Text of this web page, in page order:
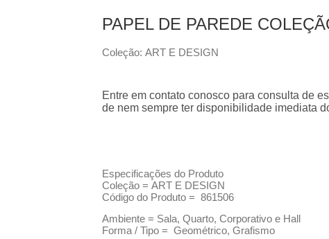
PAPEL DE PAREDE
Coleção: ART E DESIGN
Entre em contato conosco para consulta de
de nem sempre ter disponibilidade imediata
Especificações do Produto
Coleção = ART E DESIGN
Código do Produto = 861506
Ambiente = Sala, Quarto, Corporativo e Hall
Forma / Tipo = Geométrico, Grafismo